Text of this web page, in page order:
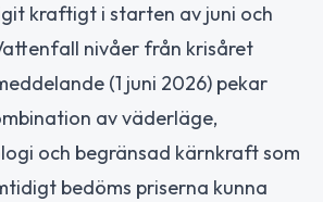
kraftigt i starten av juni och
nivåer från krisåret
(1 juni 2026) pekar
av väderläge,
och begränsad kärnkraft som
bedöms priserna kunna